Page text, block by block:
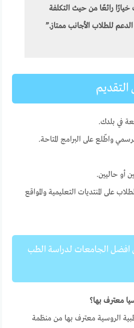
خيارًا رائعًا من حيث التكلفة
الدعم للطلاب الأجانب ممتاز.”
في بلدك.
واطّلع على البرامج المتاحة.
أو حاليين.
على المنتديات التعليمية والمواقع
افضل الجامعات لدراسة الطب
الروسية معترف بها من منظمة